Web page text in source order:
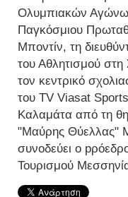
Ολυμπιακών Αγώνων
Παγκόσμιου
Μποντίν, τη
του Αθλητισμού στη
τον κεντρικό
του ΤV Viasat
Καλαμάτα από τη
"Μαύρης Θύελλας"
συνοδεύει ο
Τουρισμού